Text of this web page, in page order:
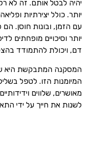
יהיה לבטל אותם. זה לא
יותר. כולל יצירתיות
עם הזמן, ובונות חוסן. הם
יותר וסיכויים מופחתים
דם, ויכולת להתמודד
המסקנה המתבקשת היא
המיומנות הזו. לטפל
מאושרים, שלווים
לשנות את חייך על ידי